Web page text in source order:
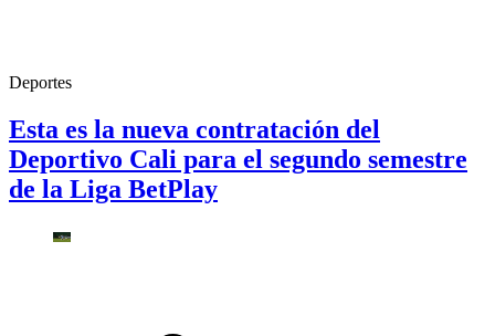
Deportes
Esta es la nueva contratación del
Deportivo Cali para el segundo semestre
de la Liga BetPlay